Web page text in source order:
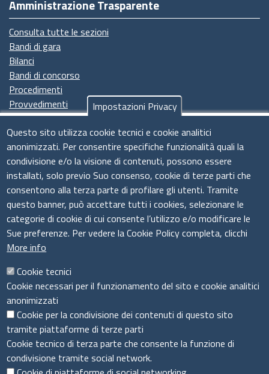
Amministrazione Trasparente
Consulta tutte le sezioni
Bandi di gara
Bilanci
Bandi di concorso
Procedimenti
Provvedimenti
Seguici su
Il sistema camerale
Impostazioni Privacy
Questo sito utilizza cookie tecnici e cookie analitici
anonimizzati. Per consentire specifiche funzionalità quali la
condivisione e/o la visione di contenuti, possono essere
installati, solo previo Suo consenso, cookie di terze parti che
consentono alla terza parte di profilare gli utenti. Tramite
questo banner, può accettare tutti i cookies, selezionare le
categorie di cookie di cui consente l’utilizzo e/o modificare le
Sue preferenze. Per vedere la Cookie Policy completa, clicchi
More info
Cookie tecnici
Cookie necessari per il funzionamento del sito e cookie analitici
anonimizzati
Cookie per la condivisione dei contenuti di questo sito
tramite piattaforme di terze parti
Cookie tecnico di terza parte che consente la funzione di
condivisione tramite social network.